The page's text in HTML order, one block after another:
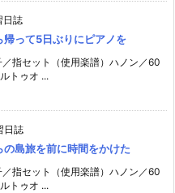
日誌
って5日ぶりにピアノを
指セット（使用楽譜）ハノン／60
トゥオ ...
日誌
島旅を前に時間をかけた
指セット（使用楽譜）ハノン／60
トゥオ ...